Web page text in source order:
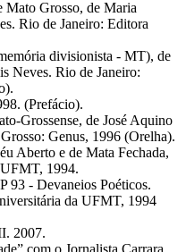
Mato Grosso, de Maria
Rio de Janeiro: Editora
divisionista - MT), de
Neves. Rio de Janeiro:
(Prefácio).
Grossense, de José Aquino
Genus, 1996 (Orelha).
Aberto e de Mata Fechada,
1994.
93 - Devaneios Poéticos.
da UFMT, 1994
2007.